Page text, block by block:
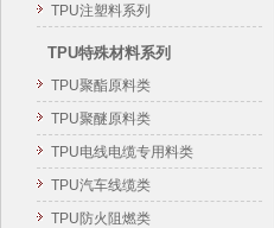
TPU注塑料系列
TPU特殊材料系列
TPU聚酯原料类
TPU聚醚原料类
TPU电线电缆专用料类
TPU汽车线缆类
TPU防火阻燃类